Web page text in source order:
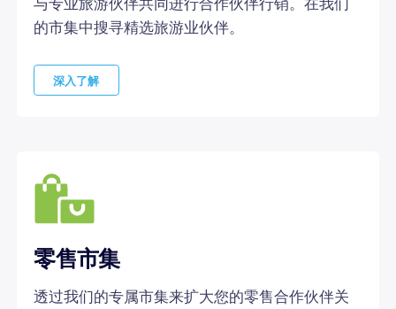
的市集中搜寻精选旅游业伙伴。
深入了解
零售市集
透过我们的专属市集来扩大您的零售合作伙伴关